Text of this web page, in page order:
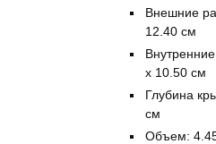
Внешние
12.40 см
x 10.50 см
Глубина
см
Объем: